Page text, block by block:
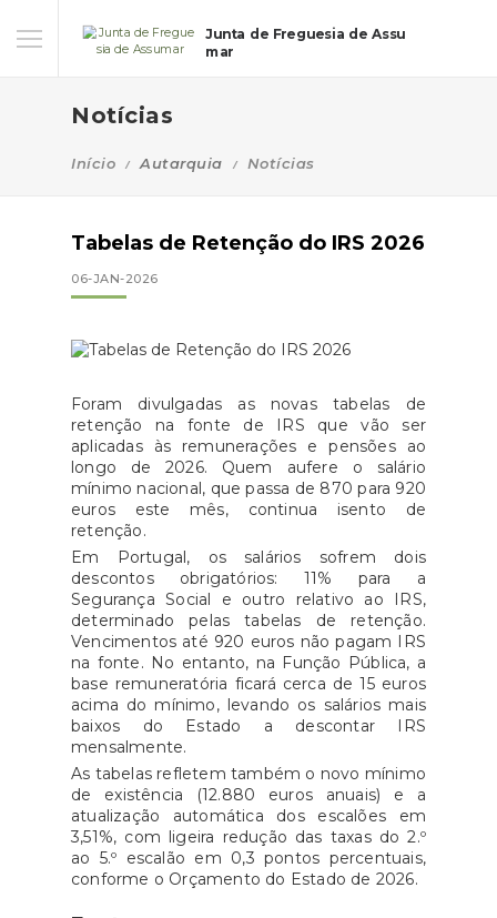
Junta de Freguesia de Assu
mar
Notícias
Início Autarquia Notícias
Tabelas de Retenção do IRS 2026
06-JAN-2026
Foram divulgadas as novas tabelas de
retenção na fonte de IRS que vão ser
aplicadas às remunerações e pensões ao
longo de 2026. Quem aufere o salário
mínimo nacional, que passa de 870 para 920
euros este mês, continua isento de
retenção.
Em Portugal, os salários sofrem dois
descontos obrigatórios: 11% para a
Segurança Social e outro relativo ao IRS,
determinado pelas tabelas de retenção.
Vencimentos até 920 euros não pagam IRS
na fonte. No entanto, na Função Pública, a
base remuneratória ficará cerca de 15 euros
acima do mínimo, levando os salários mais
baixos do Estado a descontar IRS
mensalmente.
As tabelas refletem também o novo mínimo
de existência (12.880 euros anuais) e a
atualização automática dos escalões em
3,51%, com ligeira redução das taxas do 2.º
ao 5.º escalão em 0,3 pontos percentuais,
conforme o Orçamento do Estado de 2026.